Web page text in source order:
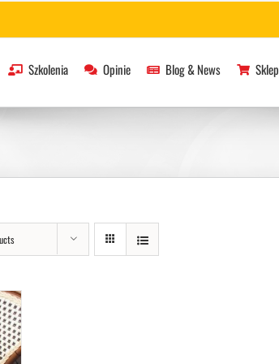
Szkolenia Opinie Blog & News Sklep